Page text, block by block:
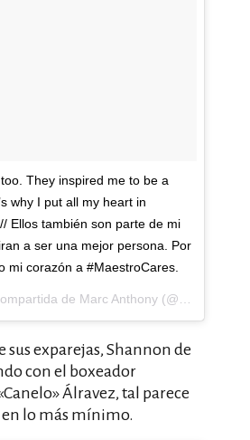
They inspired me to be a
why I put all my heart in
Ellos también son parte de mi
a ser una mejor persona. Por
mi corazón a #MaestroCares.
sus exparejas, Shannon de
con el boxeador
Álravez, tal parece
en lo más mínimo.